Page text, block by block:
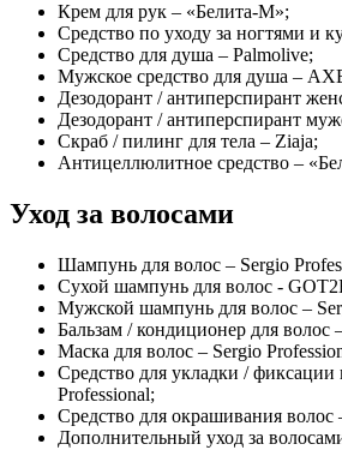
Крем для рук – «Белита-М»;
Средство по уходу за ногтями и
Средство для душа – Palmolive;
Мужское средство для душа –
Дезодорант / антиперспирант
Дезодорант / антиперспирант
Скраб / пилинг для тела – Ziaja;
Антицеллюлитное средство –
Уход за волосами
Шампунь для волос – Sergio
Сухой шампунь для волос -
Мужской шампунь для волос –
Бальзам / кондиционер для волос
Маска для волос – Sergio
Средство для укладки / фиксации
Professional;
Средство для окрашивания волос
Дополнительный уход за